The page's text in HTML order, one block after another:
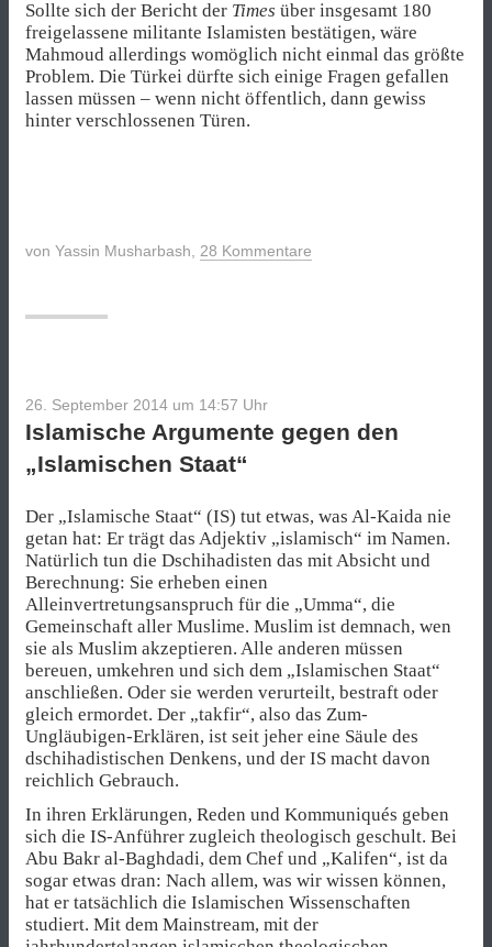
Sollte sich der Bericht der Times über insgesamt 180
freigelassene militante Islamisten bestätigen, wäre
Mahmoud allerdings womöglich nicht einmal das größte
Problem. Die Türkei dürfte sich einige Fragen gefallen
lassen müssen – wenn nicht öffentlich, dann gewiss
hinter verschlossenen Türen.
von Yassin Musharbash, 28 Kommentare
26. September 2014 um 14:57 Uhr
Islamische Argumente gegen den
„Islamischen Staat“
Der „Islamische Staat“ (IS) tut etwas, was Al-Kaida nie
getan hat: Er trägt das Adjektiv „islamisch“ im Namen.
Natürlich tun die Dschihadisten das mit Absicht und
Berechnung: Sie erheben einen
Alleinvertretungsanspruch für die „Umma“, die
Gemeinschaft aller Muslime. Muslim ist demnach, wen
sie als Muslim akzeptieren. Alle anderen müssen
bereuen, umkehren und sich dem „Islamischen Staat“
anschließen. Oder sie werden verurteilt, bestraft oder
gleich ermordet. Der „takfir“, also das Zum-
Ungläubigen-Erklären, ist seit jeher eine Säule des
dschihadistischen Denkens, und der IS macht davon
reichlich Gebrauch.
In ihren Erklärungen, Reden und Kommuniqués geben
sich die IS-Anführer zugleich theologisch geschult. Bei
Abu Bakr al-Baghdadi, dem Chef und „Kalifen“, ist da
sogar etwas dran: Nach allem, was wir wissen können,
hat er tatsächlich die Islamischen Wissenschaften
studiert. Mit dem Mainstream, mit der